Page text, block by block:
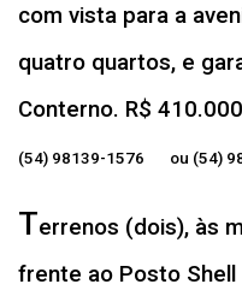
com vista para a
quatro quartos, e
Conterno. R$
(54) 98139-1576 ou (54)
Terrenos (dois), às
frente ao Posto